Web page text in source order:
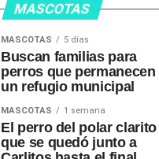
MASCOTAS
MASCOTAS 5 días
Buscan familias para
perros que permanecen
un refugio municipal
MASCOTAS 1 semana
El perro del polar clarito
que se quedó junto a